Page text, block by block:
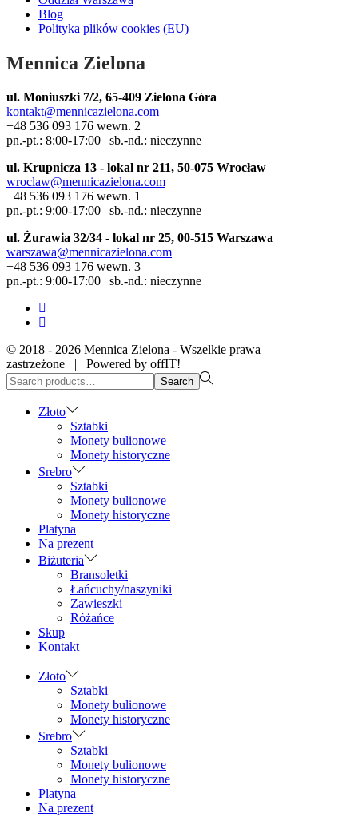
Blog
Polityka plików cookies (EU)
Mennica Zielona
ul. Moniuszki 7/2, 65-409 Zielona Góra
kontakt@mennicazielona.com
+48 536 093 176 wewn. 2
pn.-pt.: 8:00-17:00 | sb.-nd.: nieczynne
ul. Krupnicza 13 - lokal nr 211, 50-075 Wrocław
wroclaw@mennicazielona.com
+48 536 093 176 wewn. 1
pn.-pt.: 9:00-17:00 | sb.-nd.: nieczynne
ul. Żurawia 32/34 - lokal nr 25, 00-515 Warszawa
warszawa@mennicazielona.com
+48 536 093 176 wewn. 3
pn.-pt.: 9:00-17:00 | sb.-nd.: nieczynne
© 2018 - 2026 Mennica Zielona - Wszelkie prawa
zastrzeżone | Powered by offIT!
Search
for:>
Search
Złoto
Sztabki
Monety bulionowe
Monety historyczne
Srebro
Sztabki
Monety bulionowe
Monety historyczne
Platyna
Na prezent
Biżuteria
Bransoletki
Łańcuchy/naszyniki
Zawieszki
Różańce
Skup
Kontakt
Złoto
Sztabki
Monety bulionowe
Monety historyczne
Srebro
Sztabki
Monety bulionowe
Monety historyczne
Platyna
Na prezent